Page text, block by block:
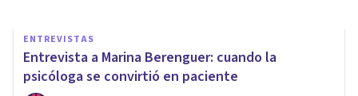
ENTREVISTAS
Entrevista a Marina Berenguer: cuando la
psicóloga se convirtió en paciente